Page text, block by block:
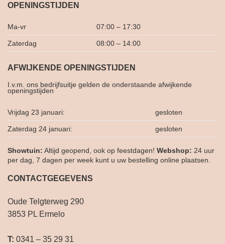
OPENINGSTIJDEN
Ma-vr 07:00 – 17:30
Zaterdag 08:00 – 14:00
AFWIJKENDE OPENINGSTIJDEN
I.v.m. ons bedrijfsuitje gelden de onderstaande afwijkende
openingstijden
Vrijdag 23 januari: gesloten
Zaterdag 24 januari: gesloten
Showtuin: Altijd geopend, ook op feestdagen! Webshop: 24 uur
per dag, 7 dagen per week kunt u uw bestelling online plaatsen.
CONTACTGEGEVENS
Oude Telgterweg 290
3853 PL Ermelo
T: 0341 – 35 29 31